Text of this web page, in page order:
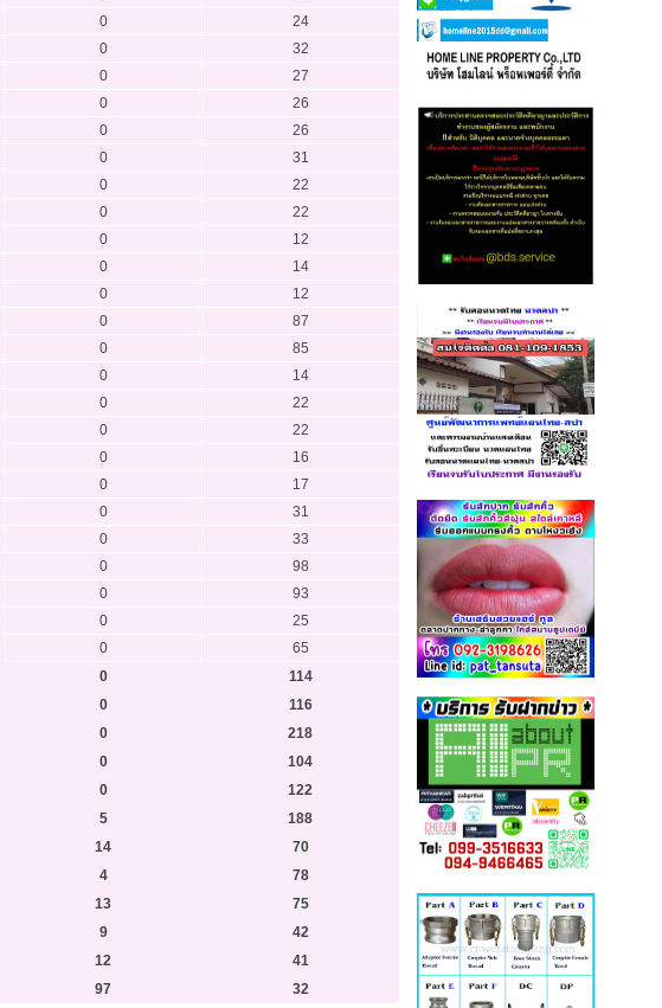
0
24
0
32
0
27
0
26
0
26
0
31
0
22
0
22
0
12
0
14
0
12
0
87
0
85
0
14
0
22
0
22
0
16
0
17
0
31
0
33
0
98
0
93
0
25
0
65
0
114
0
116
0
218
0
104
0
122
5
188
14
70
4
78
13
75
9
42
12
41
97 32